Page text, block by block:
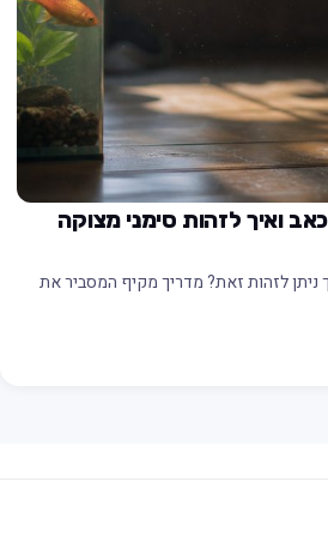
ואיך לזהות סימני מצוקה
ניתן לזהות זאת? מדריך מקיף המסביר את